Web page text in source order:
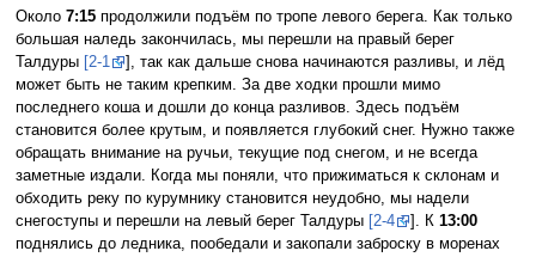
Около 7:15продолжили подъём по тропе левого берега. Как только
большая наледь закончилась, мы перешли на правый берег
Талдуры [2-1
], так как дальше снова начинаются разливы, и лёд
может быть не таким крепким. За две ходки прошли мимо
последнего коша и дошли до конца разливов. Здесь подъём
становится более крутым, и появляется глубокий снег. Нужно также
обращать внимание на ручьи, текущие под снегом, и не всегда
заметные издали. Когда мы поняли, что прижиматься к склонам и
обходить реку по курумнику становится неудобно, мы надели
снегоступы и перешли на левый берег Талдуры [2-4 ]. К 13:00
поднялись до ледника, пообедали и закопали заброску в моренах